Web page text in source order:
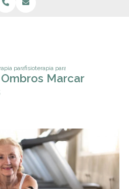
para joelhos
fisioterapia para ombros marcar
Marcar